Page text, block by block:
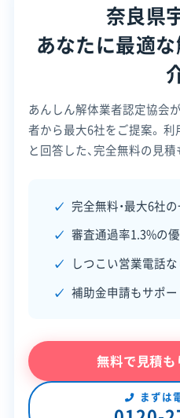
令和7年度（2025年度）
たものや、申請期間が夏
多くあります。特に老朽
次年度（令和8年度）の補
の公募開始と同時に申請
宇陀市の公式サイトで詳
廃棄物処理と分別
1994年
4,000万円
営業時間 9:00～
対応エリア
奈良県、
木造
内装解
公式HP 公式サ
奈良県
あなたに最適
あんしん解体業者認定協会
者から最大6社をご提案。 利
と回答した、完全無料の見積
完全無料・最大6社
審査通過率1.3%の
しつこい営業電話な
補助金申請もサポ
無料で見積
まずは